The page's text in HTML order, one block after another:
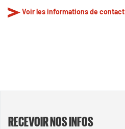
Voir les informations de contact
RECEVOIR NOS INFOS